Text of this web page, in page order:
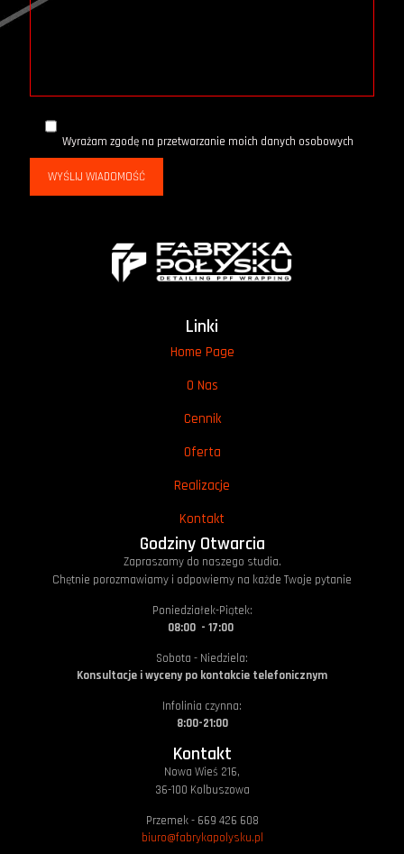
Wyrażam zgodę na przetwarzanie moich danych osobowych
Linki
Home Page
O Nas
Cennik
Oferta
Realizacje
Kontakt
Godziny Otwarcia
Zapraszamy do naszego studia.
Chętnie porozmawiamy i odpowiemy na każde Twoje pytanie
Poniedziałek-Piątek:
08:00 - 17:00
Sobota - Niedziela:
Konsultacje i wyceny po kontakcie telefonicznym
Infolinia czynna:
8:00-21:00
Kontakt
Nowa Wieś 216,
36-100 Kolbuszowa
Przemek - 669 426 608
biuro@fabrykapolysku.pl